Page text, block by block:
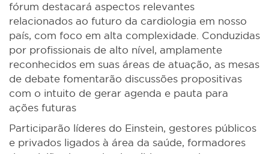
fórum destacará aspectos relevantes
relacionados ao futuro da cardiologia em nosso
país, com foco em alta complexidade. Conduzidas
por profissionais de alto nível, amplamente
reconhecidos em suas áreas de atuação, as mesas
de debate fomentarão discussões propositivas
com o intuito de gerar agenda e pauta para
ações futuras
Participarão líderes do Einstein, gestores públicos
e privados ligados à área da saúde, formadores